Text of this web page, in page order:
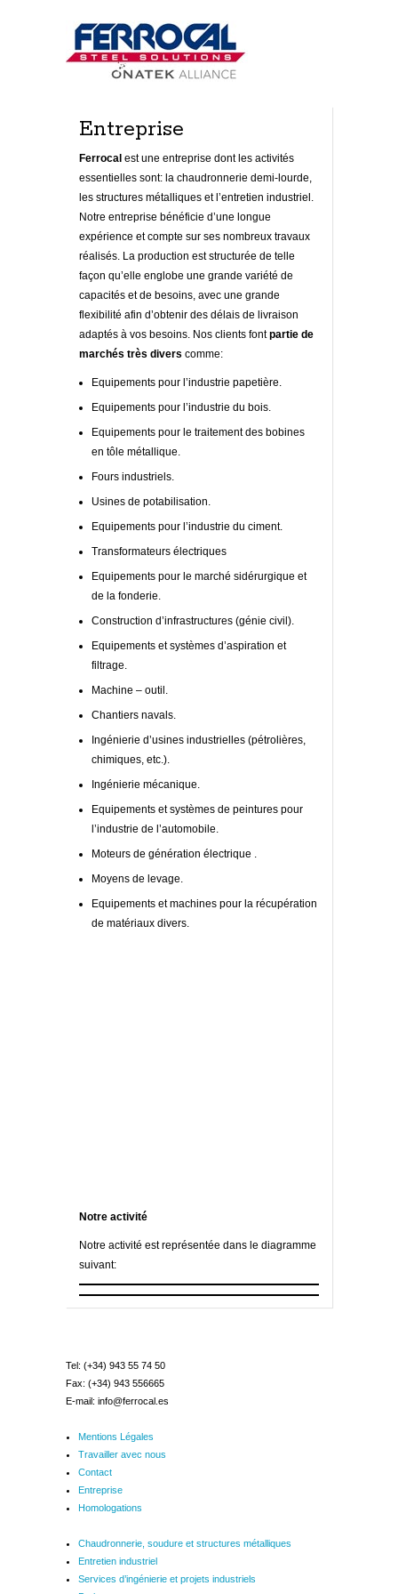
Entreprise
Ferrocalest une entreprise dont les activités
essentielles sont: la chaudronnerie demi-lourde,
les structures métalliques et l’entretien industriel.
Notre entreprise bénéficie d’une longue
expérience et compte sur ses nombreux travaux
réalisés. La production est structurée de telle
façon qu’elle englobe une grande variété de
capacités et de besoins, avec une grande
flexibilité afin d’obtenir des délais de livraison
adaptés à vos besoins. Nos clients fontpartie de
marchés très divers comme:
Equipements pour l’industrie papetière.
Equipements pour l’industrie du bois.
Equipements pour le traitement des bobines
en tôle métallique.
Fours industriels.
Usines de potabilisation.
Equipements pour l’industrie du ciment.
Transformateurs électriques
Equipements pour le marché sidérurgique et
de la fonderie.
Construction d’infrastructures (génie civil).
Equipements et systèmes d’aspiration et
filtrage.
Machine – outil.
Chantiers navals.
Ingénierie d’usines industrielles (pétrolières,
chimiques, etc.).
Ingénierie mécanique.
Equipements et systèmes de peintures pour
l’industrie de l’automobile.
Moteurs de génération électrique .
Moyens de levage.
Equipements et machines pour la récupération
de matériaux divers.
Notre activité
Notre activité est représentée dans le diagramme
suivant:
Tel: (+34) 943 55 74 50
Fax: (+34) 943 556665
E-mail: info@ferrocal.es
Mentions Légales
Travailler avec nous
Contact
Entreprise
Homologations
Chaudronnerie, soudure et structures métalliques
Entretien industriel
Services d’ingénierie et projets industriels